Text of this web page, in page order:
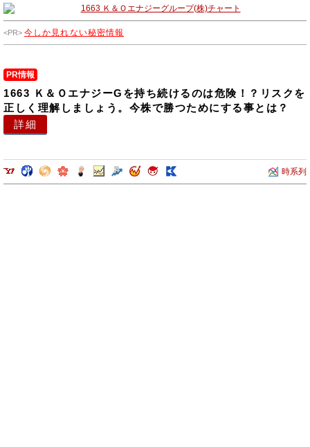
今しか見れない秘密情報
PR情報
1663 Ｋ＆ＯエナジーGを持ち続けるのは危険！？リスクを
正しく理解しましょう。今株で勝つためにする事とは？
詳細
時系列